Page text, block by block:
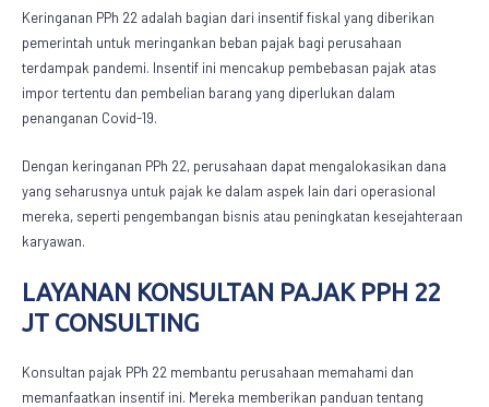
Keringanan PPh 22 adalah bagian dari insentif fiskal yang diberikan
pemerintah untuk meringankan beban pajak bagi perusahaan
terdampak pandemi. Insentif ini mencakup pembebasan pajak atas
impor tertentu dan pembelian barang yang diperlukan dalam
penanganan Covid-19.
Dengan keringanan PPh 22, perusahaan dapat mengalokasikan dana
yang seharusnya untuk pajak ke dalam aspek lain dari operasional
mereka, seperti pengembangan bisnis atau peningkatan kesejahteraan
karyawan.
LAYANAN KONSULTAN PAJAK PPH 22
JT CONSULTING
Konsultan pajak PPh 22 membantu perusahaan memahami dan
memanfaatkan insentif ini. Mereka memberikan panduan tentang